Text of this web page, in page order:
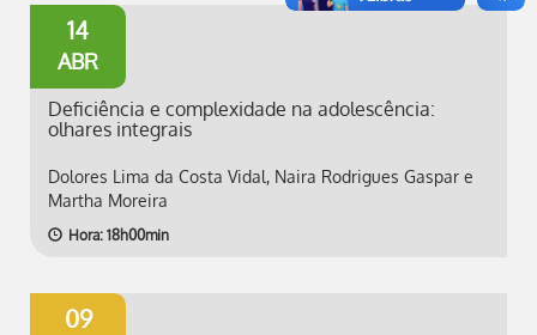
14
ABR
Deficiência e complexidade na adolescência:
olhares integrais
Dolores Lima da Costa Vidal, Naira Rodrigues Gaspar e
Martha Moreira
Hora: 18h00min
09